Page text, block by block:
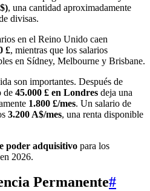
, una cantidad aproximadamente
divisas.
en el Reino Unido caen
£, mientras que los salarios
en Sídney, Melbourne y Brisbane.
son importantes. Después de
de 45.000 £ en Londres deja una
1.800 £/mes. Un salario de
3.200 A$/mes, una renta disponible
poder adquisitivo para los
2026.
Permanente#